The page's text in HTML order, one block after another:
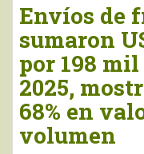
Envíos de
sumaron
por 198
2025,
68% en
volumen